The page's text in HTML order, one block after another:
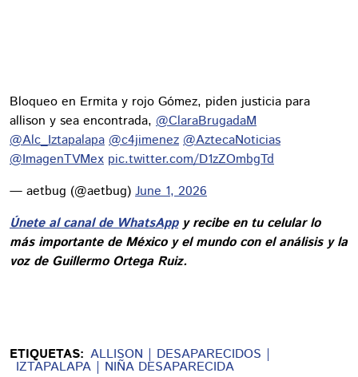
Bloqueo en Ermita y rojo Gómez, piden justicia para
allison y sea encontrada, @ClaraBrugadaM
@Alc_Iztapalapa @c4jimenez @AztecaNoticias
@ImagenTVMex pic.twitter.com/D1zZOmbgTd
— aetbug (@aetbug) June 1, 2026
Únete al canal de WhatsAppy recibe en tu celular lo
más importante de México y el mundo con el análisis y la
voz de Guillermo Ortega Ruiz.
ETIQUETAS: ALLISON DESAPARECIDOS
IZTAPALAPA NIÑA DESAPARECIDA